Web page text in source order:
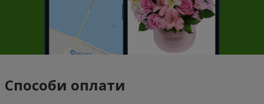
Способи оплати